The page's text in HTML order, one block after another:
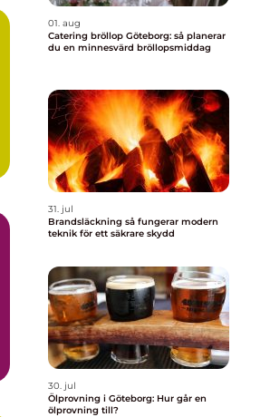
01. aug
Catering bröllop Göteborg: så planerar
du en minnesvärd bröllopsmiddag
31. jul
Brandsläckning så fungerar modern
teknik för ett säkrare skydd
30. jul
Ölprovning i Göteborg: Hur går en
ölprovning till?